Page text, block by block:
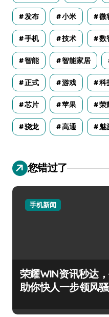
发布 小米 微
手机 技术 数
智能 智能家居
正式 游戏 科
芯片 苹果 荣
骁龙 高通 魅
您错过了
手机新闻
荣耀WIN资讯秒达
助你快人一步领风骚